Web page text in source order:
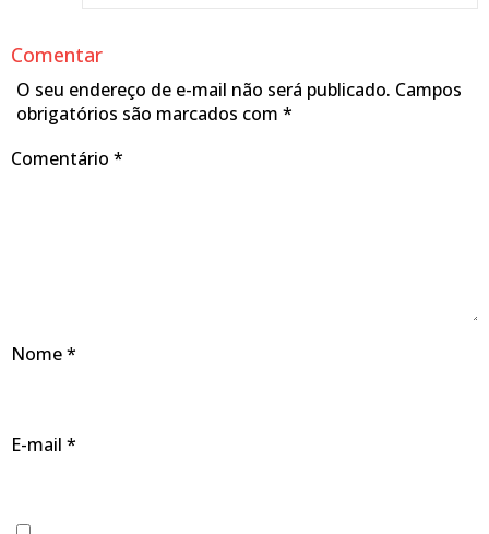
Comentar
O seu endereço de e-mail não será publicado. Campos
obrigatórios são marcados com *
Comentário *
Nome*
E-mail *